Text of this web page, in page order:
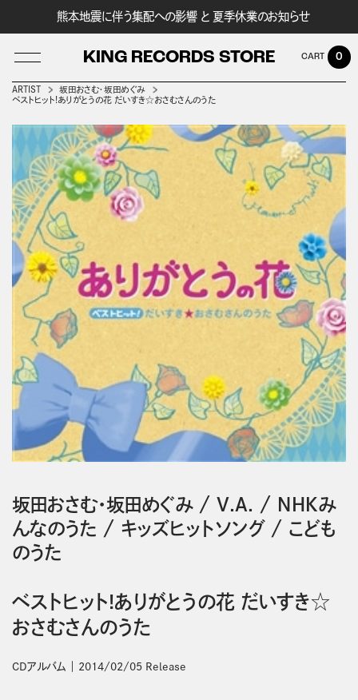
熊本地震に伴う集配への影響 と 夏季休業のお知らせ
KING RECORDS STORE
LOG IN
0
ARTIST
坂田おさむ・坂田めぐみ
ベストヒット!ありがとうの花 だいすき☆おさむさんのうた
坂田おさむ・坂田めぐみ/ V.A. /
ＮＨＫみ
んなのうた / キッズヒットソング/ こども
のうた
ベストヒット!ありがとうの花 だいすき☆
おさむさんのうた
CDアルバム 2014/02/05 Release